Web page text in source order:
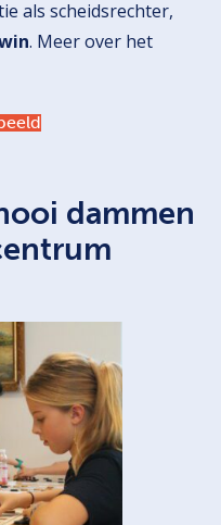
als scheidsrechter,
. Meer over het
dammen